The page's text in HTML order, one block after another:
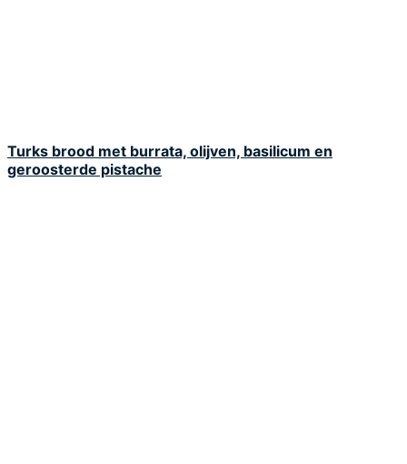
Turks brood met burrata, olijven, basilicum en
geroosterde pistache